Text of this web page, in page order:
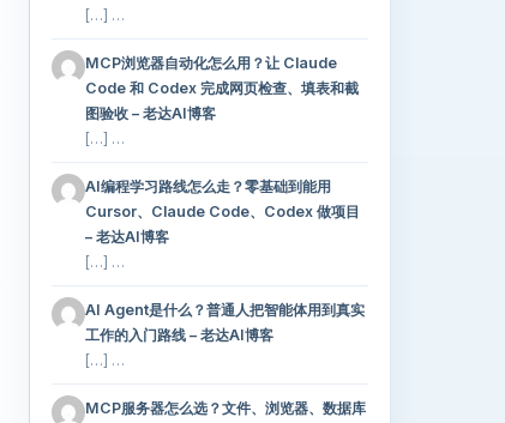
[…] …
MCP浏览器自动化怎么用？让 Claude
Code 和 Codex 完成网页检查、填表和截
图验收 – 老达AI博客
[…] …
AI编程学习路线怎么走？零基础到能用
Cursor、Claude Code、Codex 做项目
– 老达AI博客
[…] …
AI Agent是什么？普通人把智能体用到真实
工作的入门路线 – 老达AI博客
[…] …
MCP服务器怎么选？文件、浏览器、数据库